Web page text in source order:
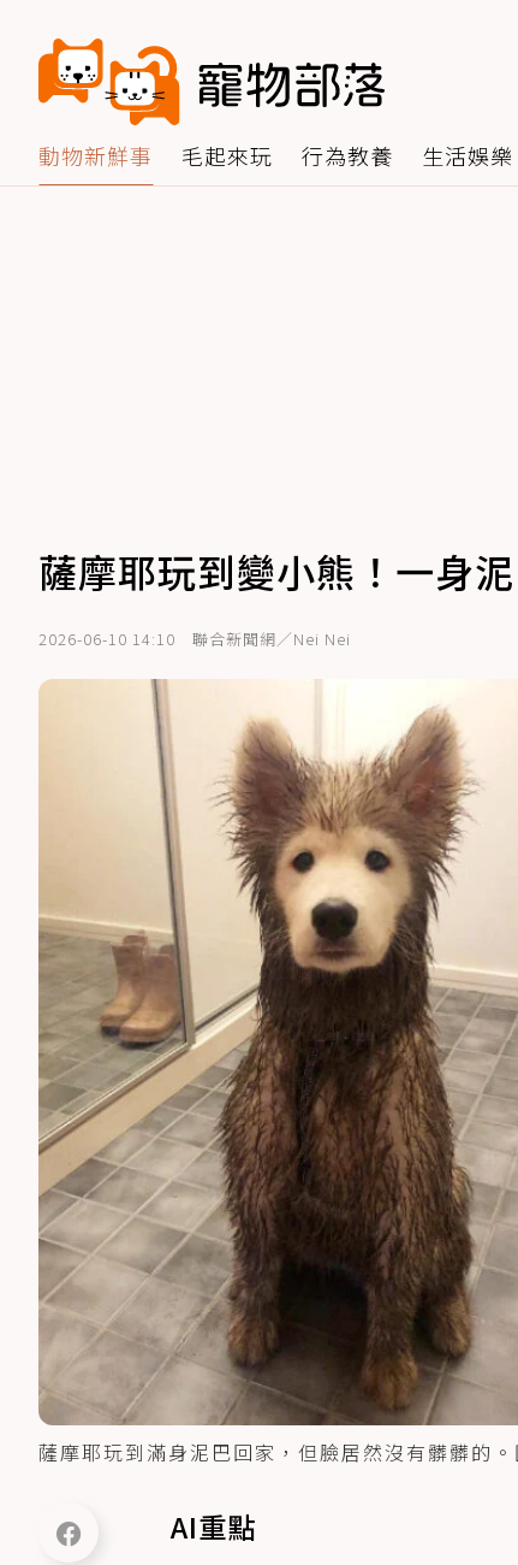
動物新鮮事 毛起來玩 行為教養 生活娛樂
薩摩耶玩到變小熊！一身
2026-06-10 14:10 聯合新聞網／Nei Nei
薩摩耶玩到滿身泥巴回家，但臉居然沒有髒髒的。
AI重點